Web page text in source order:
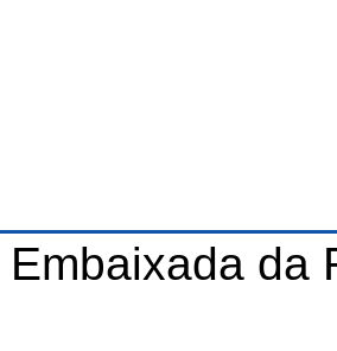
Embaixada da